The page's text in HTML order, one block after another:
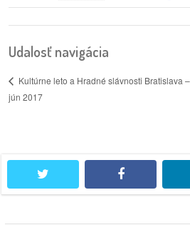
Udalosť navigácia
Kultúrne leto a Hradné slávnosti Bratislava –
jún 2017
facebook